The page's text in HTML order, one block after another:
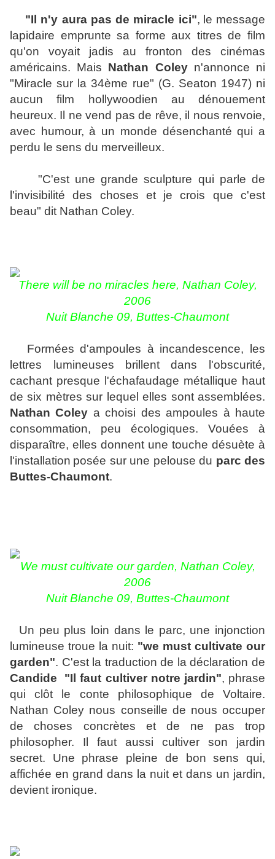
"Il n'y aura pas de miracle ici", le message
lapidaire emprunte sa forme aux titres de film
qu'on voyait jadis au fronton des cinémas
américains. Mais Nathan Coleyn'annonce ni
"Miracle sur la 34ème rue" (G. Seaton 1947) ni
aucun film hollywoodien au dénouement
heureux. Il ne vend pas de rêve, il nous renvoie,
avec humour, à un monde désenchanté qui a
perdu le sens du merveilleux.
"C'est une grande sculpture qui parle de
l'invisibilité des choses et je crois que c'est
beau" dit Nathan Coley.
There will be no miracles here, Nathan Coley,
2006
Nuit Blanche 09, Buttes-Chaumont
Formées d'ampoules à incandescence, les
lettres lumineuses
brillent dans l'obscurité,
cachant presque l'échafaudage métallique haut
de six mètres sur lequel elles sont assemblées.
Nathan Coley a choisi des ampoules à haute
consommation, peu écologiques. Vouées à
disparaître, elles donnent une touche désuète à
l'installation posée sur une pelouse du parc des
Buttes-Chaumont.
We must cultivate our garden, Nathan Coley,
2006
Nuit Blanche 09, Buttes-Chaumont
Un peu plus loin dans le parc, une injonction
lumineuse troue la nuit: "we must cultivate our
garden". C'est la traduction de la déclaration de
Candide
"Il faut cultiver notre jardin", phrase
qui clôt le conte philosophique de Voltaire.
Nathan Coley nous conseille de nous occuper
de choses concrètes et de ne pas trop
philosopher. Il faut aussi cultiver son jardin
secret. Une phrase pleine de bon sens qui,
affichée en grand dans la nuit et dans un jardin,
devient ironique.